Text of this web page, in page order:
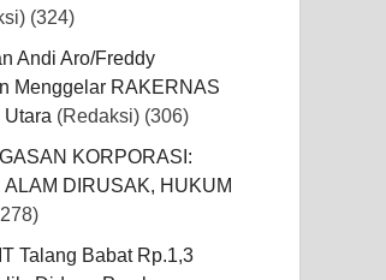
(324)
Andi Aro/Freddy
Menggelar RAKERNAS
(Redaksi) (306)
KORPORASI:
ALAM DIRUSAK, HUKUM
Talang Babat Rp.1,3